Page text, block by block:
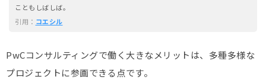
こともしばしば。
引用： コエシル
PwCコンサルティングで働く大きなメリットは、多種多様な
プロジェクトに参画できる点です。